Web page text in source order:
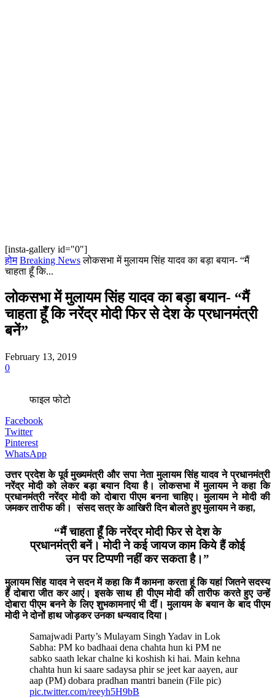
[insta-gallery id="0"]
होम Breaking News लोकसभा में मुलायम सिंह यादव का बड़ा बयान- “मैं
चाहता हूँ कि...
लोकसभा में मुलायम सिंह यादव का बड़ा बयान- “मैं
चाहता हूँ कि नरेंद्र मोदी फिर से देश के प्रधानमंत्री
बनें”
February 13, 2019
0
फाइल फोटो
Facebook
Twitter
Pinterest
WhatsApp
उत्तर प्रदेश के पूर्व मुख्यमंत्री और सपा नेता मुलायम सिंह यादव ने प्रधानमंत्री
नरेंद्र मोदी को लेकर बड़ा बयान दिया है। लोकसभा में मुलायम ने कहा कि
प्रधानमंत्री नरेंद्र मोदी को दोबारा पीएम बनना चाहिए। मुलायम ने मोदी की
जमकर तारीफ की। संसद सत्र के आखिरी दिन बोलते हुए मुलायम ने कहा,
“मैं चाहता हूँ कि नरेंद्र मोदी फिर से देश के
प्रधानमंत्री बनें। मोदी ने कई जायज काम किये हैं कोई
उन पर टिप्पणी नहीं कर सकता है।”
मुलायम सिंह यादव ने सदन में कहा कि मैं कामना करता हूं कि यहां जितने सदस्य
हैं दोबारा जीत कर आएं। इसके साथ ही पीएम मोदी की तारीफ करते हुए उन्हें
दोबारा पीएम बनने के लिए शुभकामनाएं भी दीं। मुलायम के बयान के बाद पीएम
मोदी ने दोनों हाथ जोड़कर उनका धन्यवाद दिया।
Samajwadi Party’s Mulayam Singh Yadav in Lok
Sabha: PM ko badhaai dena chahta hun ki PM ne
sabko saath lekar chalne ki koshish ki hai. Main kehna
chahta hun ki saare sadaysa phir se jeet kar aayen, aur
aap (PM) dobara pradhan mantri banein (File pic)
pic.twitter.com/reeyh5H9bB